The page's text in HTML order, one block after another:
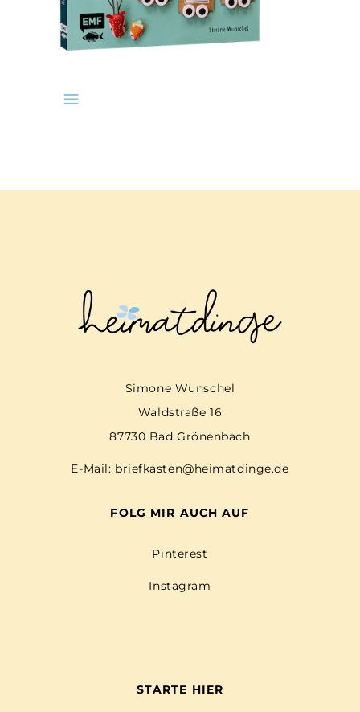
Simone Wunschel
Waldstraße 16
87730 Bad Grönenbach
E-Mail: briefkasten@heimatdinge.de
FOLG MIR AUCH AUF
Pinterest
Instagram
STARTE HIER